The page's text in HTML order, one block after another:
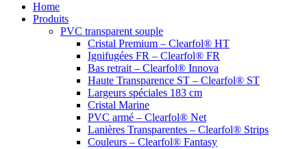
Home
Produits
PVC transparent souple
Cristal Premium – Clearfol® HT
Ignifugées FR – Clearfol® FR
Bas retrait – Clearfol® Innova
Haute Transparence ST – Clearfol® ST
Largeurs spéciales 183 cm
Cristal Marine
PVC armé – Clearfol® Net
Lanières Transparentes – Clearfol® Strips
Couleurs – Clearfol® Fantasy